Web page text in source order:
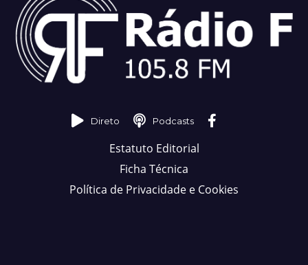
Direto Podcasts
Estatuto Editorial
Ficha Técnica
Política de Privacidade e Cookies